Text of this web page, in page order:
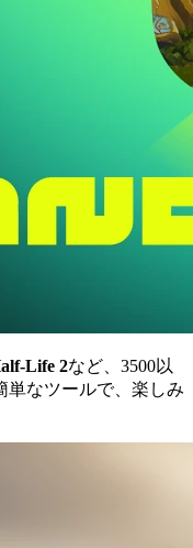
Life 2など、3500以
単なツールで、楽しみ